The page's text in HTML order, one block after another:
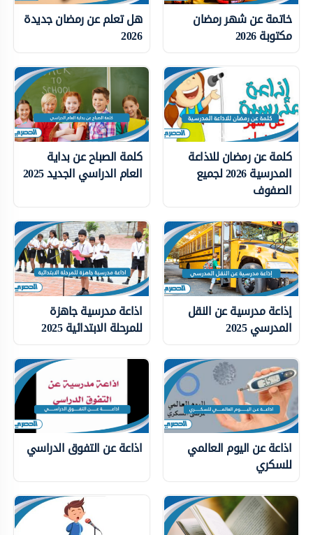
خاتمة عن شهر رمضان
مكتوبة 2026
هل تعلم عن رمضان جديدة
2026
كلمة عن رمضان للاذاعة
المدرسية 2026 لجميع
الصفوف
كلمة الصباح عن بداية
العام الدراسي الجديد 2025
إذاعة مدرسية عن النقل
المدرسي 2025
اذاعة مدرسية جاهزة
للمرحلة الابتدائية 2025
اذاعة عن اليوم العالمي
للسكري
اذاعة عن التفوق الدراسي